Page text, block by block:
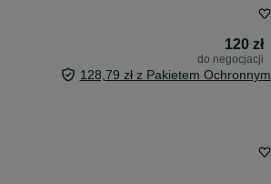
120 zł
do negocjacji
128,79 zł z Pakietem Ochronnym